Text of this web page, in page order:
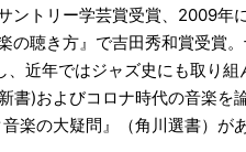
ントリー学芸賞受賞、2009年
の聴き方』で吉田秀和賞受賞
近年ではジャズ史にも取り組
書)およびコロナ時代の音楽を
楽の大疑問』（角川選書）があ